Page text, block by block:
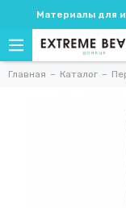
Материалы для
Главная Каталог